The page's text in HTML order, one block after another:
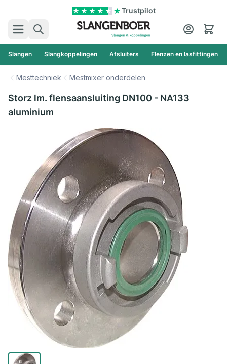
Trustpilot
Zoek
Cart
Slangen Slangkoppelingen Afsluiters Flenzen en lasfittingen
Mesttechniek Mestmixer onderdelen
Storz lm. flensaansluiting DN100 - NA133
aluminium